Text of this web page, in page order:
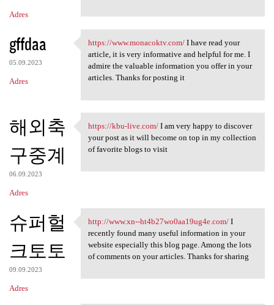
Adres
gffdaa
05.09.2023
Adres
https://www.monacoktv.com/ I
https://www.monacoktv.com/I have read your
article, it is very informative and helpful for me. I
admire the valuable information you offer in your
articles. Thanks for posting it
해외축
구중계
06.09.2023
Adres
https://kbu-live.com/ I am
https://kbu-live.com/I am very happy to discover
your post as it will become on top in my collection
of favorite blogs to visit
슈퍼헐
크토토
09.09.2023
Adres
http://www.xn-
http://www.xn--ht4b27wo0aa19ug4e.com/I
recently found many useful information in your
website especially this blog page. Among the lots
of comments on your articles. Thanks for sharing